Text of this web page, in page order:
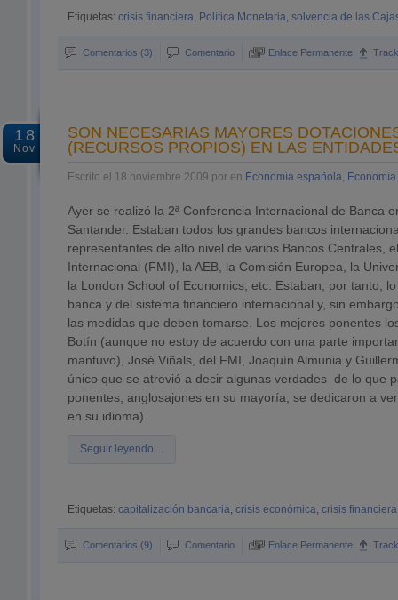
Etiquetas: crisis financiera, Política Monetaria, solvencia de las
Comentarios (3) Comentario Enlace Permanente
18
Nov
SON NECESARIAS MAYORES
(RECURSOS PROPIOS) EN LAS
Escrito el 18 noviembre 2009 por en Economía española,
Ayer se realizó la 2ª Conferencia Internacional de Banca
Santander. Estaban todos los grandes bancos
representantes de alto nivel de varios Bancos Centrales,
Internacional (FMI), la AEB, la Comisión Europea, la
la London School of Economics, etc. Estaban, por tanto,
banca y del sistema financiero internacional y, sin
las medidas que deben tomarse. Los mejores ponentes
Botín (aunque no estoy de acuerdo con una parte
mantuvo), José Viñals, del FMI, Joaquín Almunia y
único que se atrevió a decir algunas verdades de lo que
ponentes, anglosajones en su mayoría, se dedicaron a
en su idioma).
Seguir leyendo…
Etiquetas: capitalización bancaria, crisis económica, crisis financiera
Comentarios (9) Comentario Enlace Permanente